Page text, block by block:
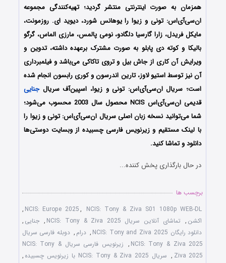
همزمان به صورت اینترنتی منتشر گردید؛ تهیه‌کنندگی مجموعه
ان‌سی‌آی‌اس: تونی و زیوا رایوهانس شورد، دیوید ای. روزمونت،
مایکل فریدل، زارا گارسیا دلگادو، نومی پالمس، مارزی الماس، گرگو
بالیکا و کوته دی پابلو به صورت مشترک برعهده داشته، تدوین و
ویرایش آن کاری از جاش بیل و تروی تاکاکی می‌باشد و فیلمبرداری
آن نیز توسطاستیو لاوز، تارین اندرسون و کوری رابسون انجام شده
است؛ سریال ان‌سی‌آی‌اس: تونی و زیوا، اسپین‌آف سریالجنایی
قدیمی ان‌سی‌آی‌اس NCIS محصول سال 2003 محسوب می‌شود؛
شما می‌توانید نسخه زبان اصلی سریال ان‌سی‌آی‌اس: تونی و زیوا را
با لینک مستقیم و زیرنویس فارسی چسبیده از وبسایت دوستی‌ها
دانلود و تماشا کنید.
در حال بارگذاری پخش کننده...
برچسب ها
NCIS: Europe 2025, NCIS: Tony & Ziva S01 1080p WEB-DL
,
اکشن , تماشای آنلاین سریال NCIS: Tony & Ziva 2025 , جنایی ,
دانلود رایگان NCIS: Tony and Ziva 2025
, درام , دوبله فارسی سریال
NCIS: Tony & Ziva 2025
,
زیرنویس فارسی سریال NCIS: Tony &
Ziva 2025
, سریال NCIS: Tony & Ziva 2025 با زیرنویس چسبیده
,